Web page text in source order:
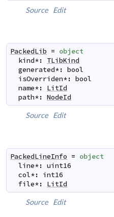
Source Edit
PackedLib = object
kind*:
TLibKind
generated*: bool
isOverriden*: bool
name*:
LitId
path*: NodeId
Source Edit
PackedLineInfo = object
line*: uint16
col*:
int16
file*: LitId
Source Edit